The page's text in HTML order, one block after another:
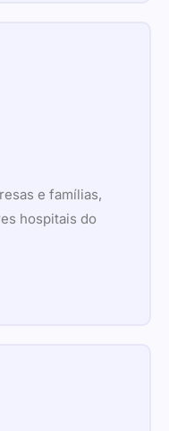
e famílias,
hospitais do